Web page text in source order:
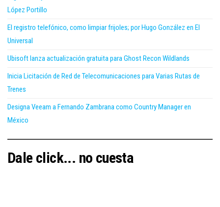
López Portillo
El registro telefónico, como limpiar frijoles; por Hugo González en El
Universal
Ubisoft lanza actualización gratuita para Ghost Recon Wildlands
Inicia Licitación de Red de Telecomunicaciones para Varias Rutas de
Trenes
Designa Veeam a Fernando Zambrana como Country Manager en
México
Dale click... no cuesta